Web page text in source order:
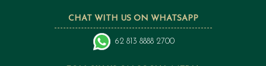
CHAT WITH US ON WHATSAPP
62 813 8888 2700